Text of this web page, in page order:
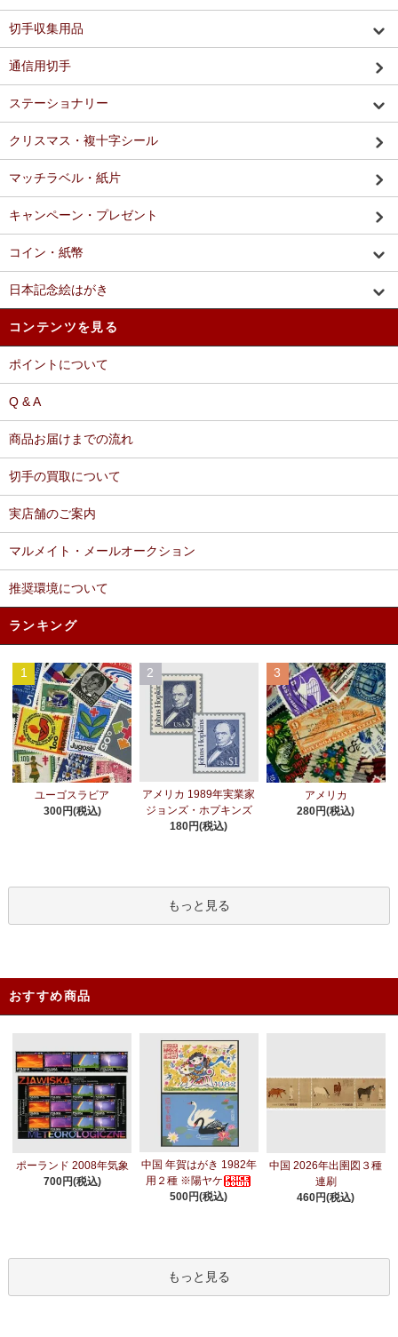
切手収集用品
通信用切手
ステーショナリー
クリスマス・複十字シール
マッチラベル・紙片
キャンペーン・プレゼント
コイン・紙幣
日本記念絵はがき
コンテンツを見る
ポイントについて
Q & A
商品お届けまでの流れ
切手の買取について
実店舗のご案内
マルメイト・メールオークション
推奨環境について
ランキング
1
ユーゴスラビア
300円(税込)
2
アメリカ 1989年実業家
ジョンズ・ホプキンズ
180円(税込)
3
アメリカ
280円(税込)
もっと見る
おすすめ商品
ポーランド 2008年気象
700円(税込)
中国 年賀はがき 1982年
用２種 ※陽ヤケ
500円(税込)
中国 2026年出圉図３種
連刷
460円(税込)
もっと見る